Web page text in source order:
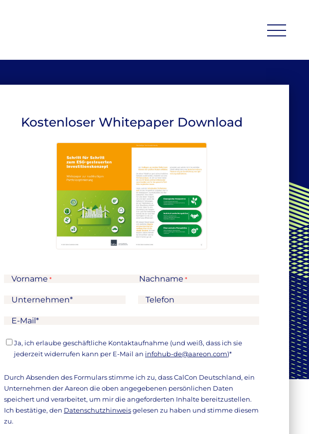
Kostenloser Whitepaper Download
Name*
Vorname Nachname
Unternehmen* Telefon
E-Mail*
Einwilligung
zur
Ja, ich erlaube geschäftliche Kontaktaufnahme (und weiß, dass ich sie
jederzeit widerrufen kann per E-Mail an infohub-de@aareon.com)*
Durch Absenden des Formulars stimme ich zu, dass CalCon Deutschland, ein
Unternehmen der Aareon die oben angegebenen persönlichen Daten
speichert und verarbeitet, um mir die angeforderten Inhalte bereitzustellen.
Ich bestätige, den Datenschutzhinweisgelesen zu haben und stimme diesem
zu.